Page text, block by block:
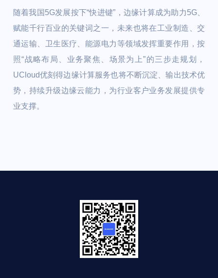
随着我国5G发展按下“快进键”，边缘计算成为助力5G、
赋能千行百业的关键词之一，未来也将在工业制造、交
通运输、卫生医疗、能源电力等领域发挥重要作用，按
照“战略布局、业务聚焦、场景为上”的三步走规划，
UCloud优刻得边缘计算服务也将不断沉淀、输出技术优
势，持续升级边缘云能力，为行业客户业务发展提供专
业支撑。